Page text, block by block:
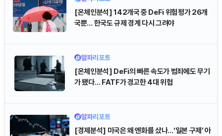
[온체인분석] 142개국 중 DeFi 위험평가 26개
국뿐… 한국도 규제 경계 다시 그려야
알파리포트
[온체인분석] DeFi의 빠른 속도가 범죄에도 무기
가 됐다… FATF가 경고한 4대 위협
알파리포트
[경제분석] 미국은 왜 엔화를 샀나…‘일본 구제’ 아